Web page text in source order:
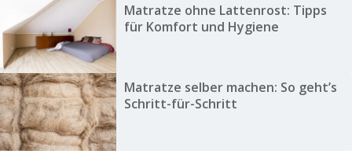
Matratze ohne Lattenrost: Tipps
für Komfort und Hygiene
Matratze selber machen: So geht’s
Schritt-für-Schritt